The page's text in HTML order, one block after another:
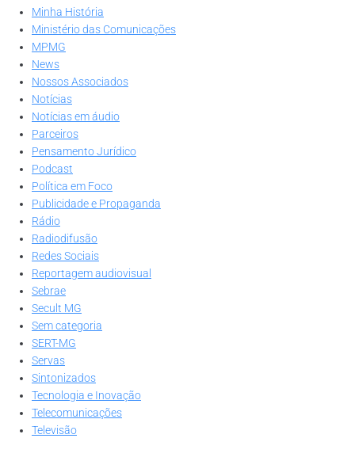
Minha História
Ministério das Comunicações
MPMG
News
Nossos Associados
Notícias
Notícias em áudio
Parceiros
Pensamento Jurídico
Podcast
Política em Foco
Publicidade e Propaganda
Rádio
Radiodifusão
Redes Sociais
Reportagem audiovisual
Sebrae
Secult MG
Sem categoria
SERT-MG
Servas
Sintonizados
Tecnologia e Inovação
Telecomunicações
Televisão